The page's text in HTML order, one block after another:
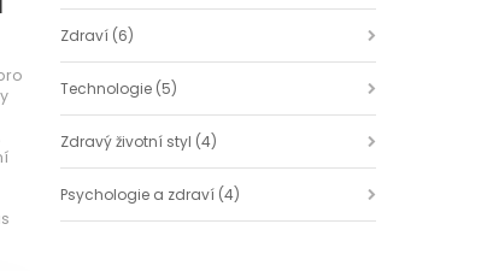
Zdraví (6)
Technologie (5)
Zdravý životní styl (4)
Psychologie a zdraví (4)